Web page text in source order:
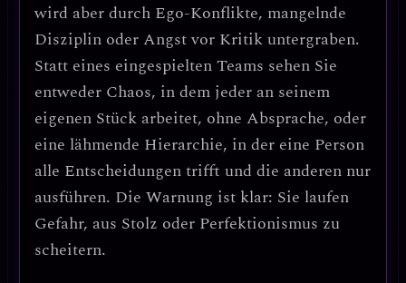
wird aber durch Ego-Konflikte, mangelnde
Disziplin oder Angst vor Kritikuntergraben.
Statt eines eingespielten Teams sehen Sie
entweder Chaos, in dem jeder an seinem
eigenen Stück arbeitet, ohne Absprache, oder
eine lähmende Hierarchie, in der eine Person
alle Entscheidungen trifft und die anderen nur
ausführen. Die Warnung ist klar: Sie laufen
Gefahr, aus Stolz oder Perfektionismus zu
scheitern.